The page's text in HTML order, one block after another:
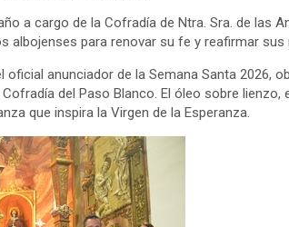
a cargo de la Cofradía de Ntra. Sra. de las
albojenses para renovar su fe y reafirmar sus
anunciador de la Semana Santa 2026,
del Paso Blanco. El óleo sobre lienzo,
que inspira la Virgen de la Esperanza.